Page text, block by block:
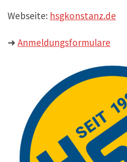
Webseite: hsgkonstanz.de
➜ Anmeldungsformulare